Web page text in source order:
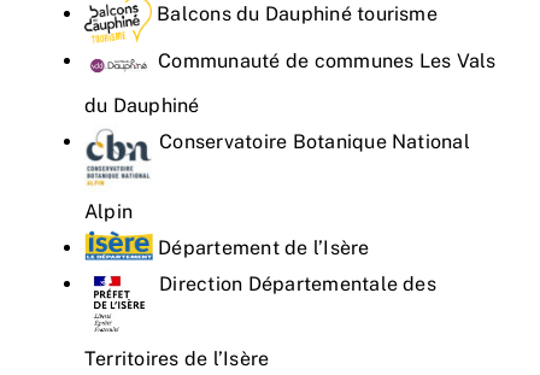
Nos actions
Ressources
Nous contacter
Balcons du Dauphiné tourisme
Communauté de communes Les Vals
du Dauphiné
Conservatoire Botanique National
Alpin
Département de l’Isère
Direction Départementale des
Territoires de l’Isère